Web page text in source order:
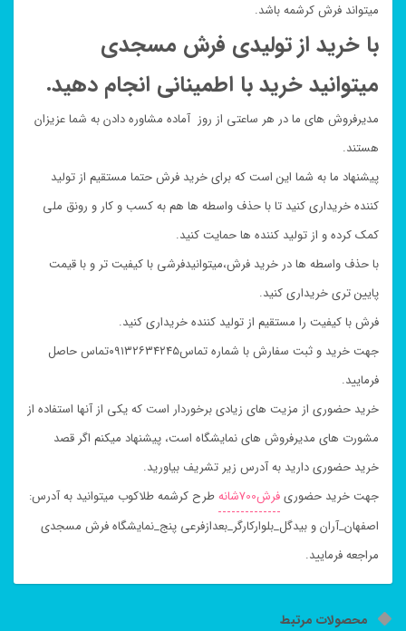
میتواند فرش کرشمه باشد.
با خرید از تولیدی فرش مسجدی
میتوانید خرید با اطمینانی انجام دهید.
مدیرفروش های ما در هر ساعتی از روز آماده مشاوره دادن به شما عزیزان
هستند.
پیشنهاد ما به شما این است که برای خرید فرش حتما مستقیم از تولید
کننده خریداری کنید تا با حذف واسطه ها هم به کسب و کار و رونق ملی
کمک کرده و از تولید کننده ها حمایت کنید.
با حذف واسطه ها در خرید فرش،میتوانیدفرشی با کیفیت تر و با قیمت
پایین تری خریداری کنید.
فرش با کیفیت را مستقیم از تولید کننده خریداری کنید.
جهت خرید و ثبت سفارش با شماره تماس۰۹۱۳۲۶۳۴۲۴۵تماس حاصل
فرمایید.
خرید حضوری از مزیت های زیادی برخوردار است که یکی از آنها استفاده از
مشورت های مدیرفروش های نمایشگاه است، پیشنهاد میکنم اگر قصد
خرید حضوری دارید به آدرس زیر تشریف بیاورید.
جهت خرید حضوریفرش700شانه
طرح کرشمه طلاکوب میتوانید به آدرس:
اصفهان_آران و بیدگل_بلوارکارگر_بعدازفرعی پنج_نمایشگاه فرش مسجدی
مراجعه فرمایید.
محصولات مرتبط